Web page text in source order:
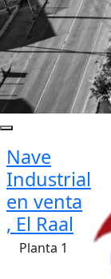
Nave
Industrial
en venta
, El Raal
Planta 1